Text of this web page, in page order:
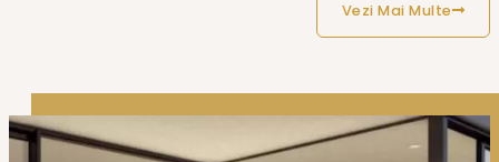
Vezi Mai Multe